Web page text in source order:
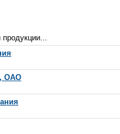
ОАО